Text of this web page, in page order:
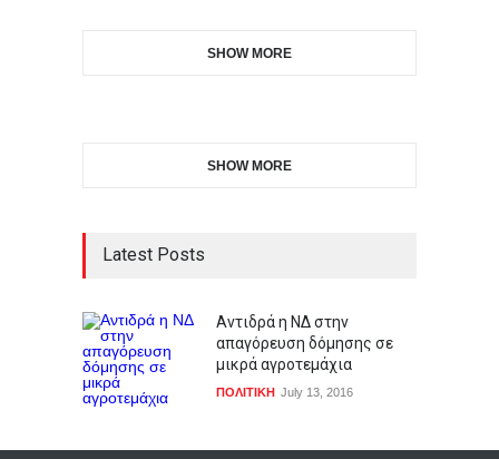
SHOW MORE
SHOW MORE
Latest Posts
Αντιδρά η ΝΔ στην
απαγόρευση δόμησης σε
μικρά αγροτεμάχια
ΠΟΛΙΤΙΚΗ July 13, 2016